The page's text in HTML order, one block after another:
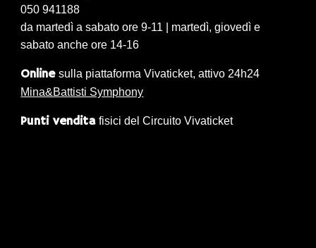
050 941188
da martedì a sabato ore 9-11 | martedì, giovedì e
sabato anche ore 14-16
Online sulla piattaforma Vivaticket, attivo 24h24
Mina&Battisti Symphony
Punti vendita fisici del Circuito Vivaticket